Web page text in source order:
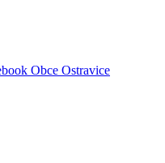
Obce Ostravice